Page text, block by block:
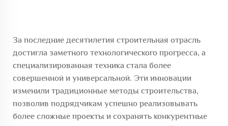
За последние десятилетия строительная отрасль
достигла заметного технологического прогресса, а
специализированная техника стала более
совершенной и универсальной. Эти инновации
изменили традиционные методы строительства,
позволив подрядчикам успешно реализовывать
более сложные проекты и сохранять конкурентные